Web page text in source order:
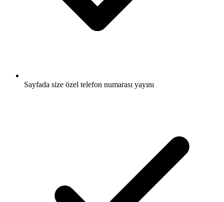
Sayfada size özel telefon numarası yayını